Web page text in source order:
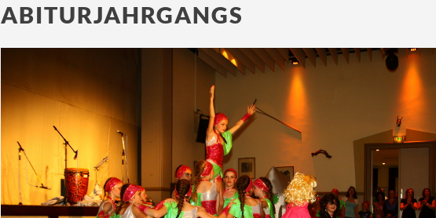
ABITURJAHRGANGS